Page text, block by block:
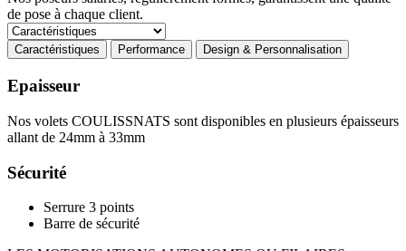
de pose à chaque client.
Caractéristiques Performance Design & Personnalisation
Epaisseur
Nos volets COULISSNATS sont disponibles en plusieurs épaisseurs
allant de 24mm à 33mm
Sécurité
Serrure 3 points
Barre de sécurité